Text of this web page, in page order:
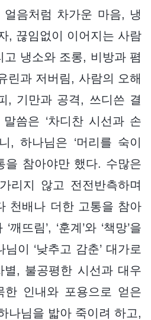
음처럼 차가운 마음, 냉
, 끊임없이 이어지는 사람
냉소와 조롱, 비방과 폄
린과 저버림, 사람의 오해
, 기만과 공격, 쓰디쓴 결
씀은 ‘차디찬 시선과 손
, 하나님은 ‘머리를 숙이
을 참아야만 했다. 수많은
리지 않고 전전반측하며
천배나 더한 고통을 참아
뜨림’, ‘훈계’와 ‘책망’을
이 ‘낮추고 감춘’ 대가로
, 불공평한 시선과 대우
한 인내와 포용으로 얻은
나님을 밟아 죽이려 하고,